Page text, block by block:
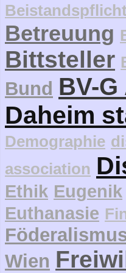
Betreuung
Bittsteller
Bund BV-
Daheim
Demographie
association
Ethik Eugenik
Euthanasie
Wien